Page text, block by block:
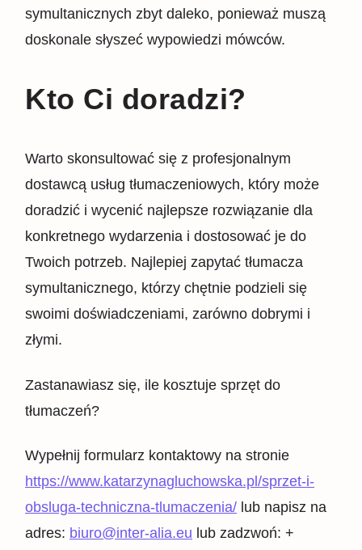
symultanicznych zbyt daleko, ponieważ muszą
doskonale słyszeć wypowiedzi mówców.
Kto Ci doradzi?
Warto skonsultować się z profesjonalnym
dostawcą usług tłumaczeniowych, który może
doradzić i wycenić najlepsze rozwiązanie dla
konkretnego wydarzenia i dostosować je do
Twoich potrzeb. Najlepiej zapytać tłumacza
symultanicznego, którzy chętnie podzieli się
swoimi doświadczeniami, zarówno dobrymi i
złymi.
Zastanawiasz się, ile kosztuje sprzęt do
tłumaczeń?
Wypełnij formularz kontaktowy na stronie
https://www.katarzynagluchowska.pl/sprzet-i-
obsluga-techniczna-tlumaczenia/ lub napisz na
adres: biuro@inter-alia.eu lub zadzwoń: +